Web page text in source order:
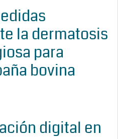
la dermatosis
para
bovina
digital en